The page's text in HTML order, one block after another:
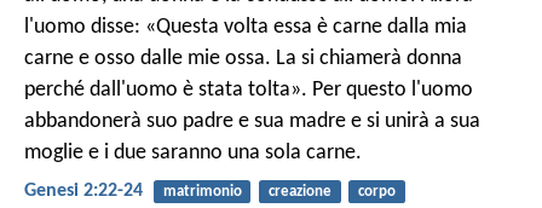
l'uomo disse: «Questa volta essa è carne dalla mia
carne e osso dalle mie ossa. La si chiamerà donna
perché dall'uomo è stata tolta». Per questo l'uomo
abbandonerà suo padre e sua madre e si unirà a sua
moglie e i due saranno una sola carne.
Genesi 2:22-24 matrimonio creazione corpo